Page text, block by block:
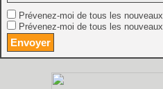
Prévenez-moi de tous les
Prévenez-moi de tous les